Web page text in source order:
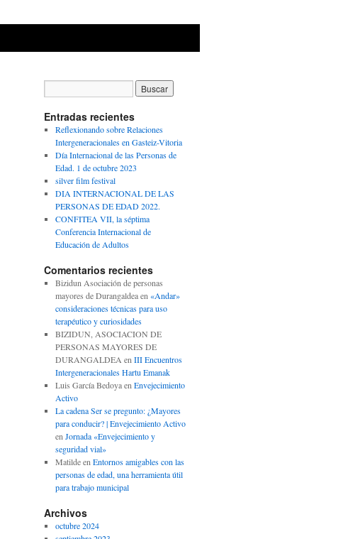
Entradas recientes
Reflexionando sobre Relaciones
Intergeneracionales en Gasteiz-Vitoria
Día Internacional de las Personas de
Edad. 1 de octubre 2023
silver film festival
DIA INTERNACIONAL DE LAS
PERSONAS DE EDAD 2022.
CONFITEA VII, la séptima
Conferencia Internacional de
Educación de Adultos
Comentarios recientes
Bizidun Asociación de personas
mayores de Durangaldeaen «Andar»
consideraciones técnicas para uso
terapéutico y curiosidades
BIZIDUN, ASOCIACION DE
PERSONAS MAYORES DE
DURANGALDEA en III Encuentros
Intergeneracionales Hartu Emanak
Luis García Bedoyaen Envejecimiento
Activo
La cadena Ser se pregunto: ¿Mayores
para conducir? | Envejecimiento Activo
en Jornada «Envejecimiento y
seguridad vial»
Matildeen Entornos amigables con las
personas de edad, una herramienta útil
para trabajo municipal
Archivos
octubre 2024